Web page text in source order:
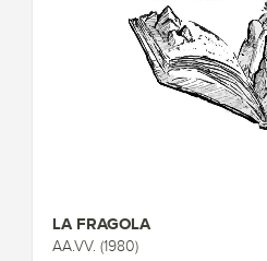
LA FRAGOLA
AA.VV. (1980)